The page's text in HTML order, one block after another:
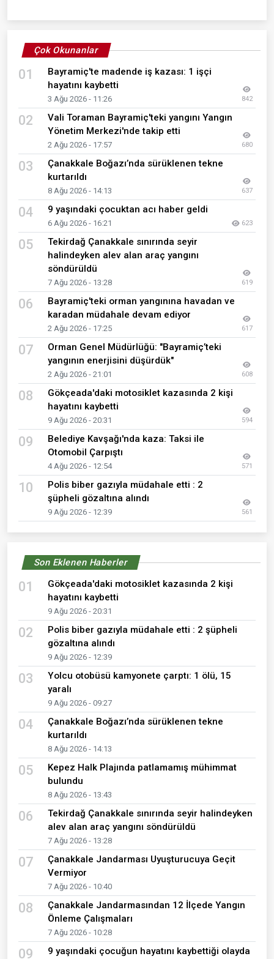
Çok Okunanlar
01
Bayramiç'te madende iş kazası: 1 işçi
hayatını kaybetti
3 Ağu 2026 - 11:26 842
02
Vali Toraman Bayramiç'teki yangını Yangın
Yönetim Merkezi'nde takip etti
2 Ağu 2026 - 17:57 680
03
Çanakkale Boğazı’nda sürüklenen tekne
kurtarıldı
8 Ağu 2026 - 14:13 637
04 9 yaşındaki çocuktan acı haber geldi
6 Ağu 2026 - 16:21 623
05
Tekirdağ Çanakkale sınırında seyir
halindeyken alev alan araç yangını
söndürüldü
7 Ağu 2026 - 13:28 619
06
Bayramiç'teki orman yangınına havadan ve
karadan müdahale devam ediyor
2 Ağu 2026 - 17:25 617
07
Orman Genel Müdürlüğü: "Bayramiç’teki
yangının enerjisini düşürdük"
2 Ağu 2026 - 21:01 608
08
Gökçeada'daki motosiklet kazasında 2 kişi
hayatını kaybetti
9 Ağu 2026 - 20:31 594
09
Belediye Kavşağı'nda kaza: Taksi ile
Otomobil Çarpıştı
4 Ağu 2026 - 12:54 571
10
Polis biber gazıyla müdahale etti : 2
şüpheli gözaltına alındı
9 Ağu 2026 - 12:39 561
Son Eklenen Haberler
01
Gökçeada'daki motosiklet kazasında 2 kişi
hayatını kaybetti
9 Ağu 2026 - 20:31
02
Polis biber gazıyla müdahale etti : 2 şüpheli
gözaltına alındı
9 Ağu 2026 - 12:39
03
Yolcu otobüsü kamyonete çarptı: 1 ölü, 15
yaralı
9 Ağu 2026 - 09:27
04
Çanakkale Boğazı’nda sürüklenen tekne
kurtarıldı
8 Ağu 2026 - 14:13
05
Kepez Halk Plajında patlamamış mühimmat
bulundu
8 Ağu 2026 - 13:43
06
Tekirdağ Çanakkale sınırında seyir halindeyken
alev alan araç yangını söndürüldü
7 Ağu 2026 - 13:28
07
Çanakkale Jandarması Uyuşturucuya Geçit
Vermiyor
7 Ağu 2026 - 10:40
08
Çanakkale Jandarmasından 12 İlçede Yangın
Önleme Çalışmaları
7 Ağu 2026 - 10:28
09
9 yaşındaki çocuğun hayatını kaybettiği olayda